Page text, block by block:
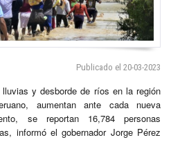
Publicado el 20-03-2023
y desborde de ríos en la región
aumentan ante cada nueva
se reportan 16,784 personas
informó el gobernador Jorge Pérez